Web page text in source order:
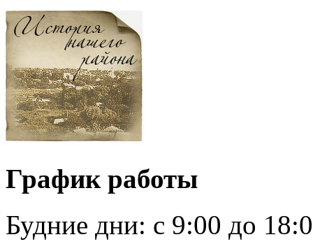
График работы
Будние дни: c 9:00 до